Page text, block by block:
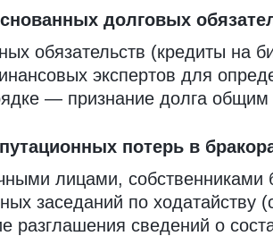
долговых
обязательств (кредиты на
экспертов для
— признание долга
потерь в
лицами,
заседаний по ходатайству
разглашения сведений о